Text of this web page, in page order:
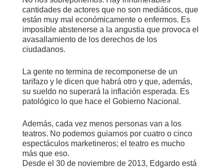
cantidades de actores que no son mediáticos, que
están muy mal económicamente o enfermos. Es
imposible abstenerse a la angustia que provoca el
avasallamiento de los derechos de los
ciudadanos.
La gente no termina de recomponerse de un
tarifazo y le dicen que habrá otro y que, además,
su sueldo no superará la inflación esperada. Es
patológico lo que hace el Gobierno Nacional.
Además, cada vez menos personas van a los
teatros. No podemos guiarnos por cuatro o cinco
espectáculos marketineros; el teatro es mucho
más que eso.
Desde el 30 de noviembre de 2013, Edgardo está